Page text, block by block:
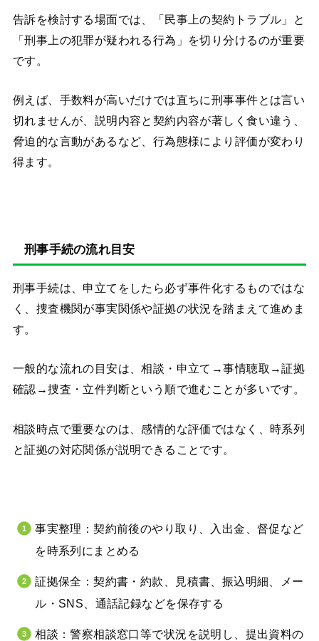
告訴を検討する場面では、「民事上の契約トラブル」と
「刑事上の犯罪が疑われる行為」を切り分けるのが重要
です。
例えば、手数料が高いだけでは直ちに刑事事件とは言い
切れませんが、説明内容と契約内容が著しく食い違う、
脅迫的な言動があるなど、行為態様により評価が変わり
得ます。
刑事手続の流れ目安
刑事手続は、申立てをしたら必ず事件化するものではな
く、捜査機関が事実関係や証拠の状況を踏まえて進めま
す。
一般的な流れの目安は、相談・申立て→事情聴取→証拠
確認→捜査・立件判断という順で進むことが多いです。
相談時点で重要なのは、感情的な評価ではなく、時系列
と証拠の対応関係が説明できることです。
事実整理：契約前後のやり取り、入出金、督促など
を時系列にまとめる
証拠保全：契約書・約款、見積書、振込明細、メー
ル・SNS、通話記録などを保存する
相談：警察相談窓口等で状況を説明し、提出資料の